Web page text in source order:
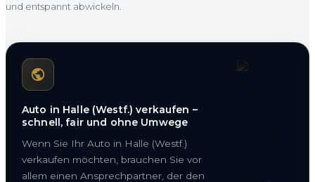
und entspannt abwickeln.
Auto in Halle (Westf.) verkaufen –
schnell, fair und ohne Umwege
Wenn Sie Ihr Auto in Halle (Westf.)
verkaufen möchten, brauchen Sie vor
allem einen Ansprechpartner, der den